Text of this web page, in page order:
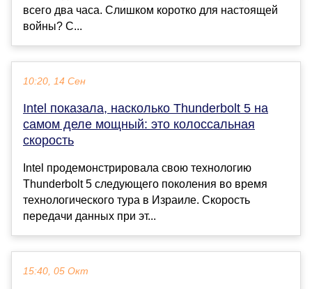
всего два часа. Слишком коротко для настоящей
войны? С...
10:20, 14 Сен
Intel показала, насколько Thunderbolt 5 на
самом деле мощный: это колоссальная
скорость
Intel продемонстрировала свою технологию
Thunderbolt 5 следующего поколения во время
технологического тура в Израиле. Скорость
передачи данных при эт...
15:40, 05 Окт